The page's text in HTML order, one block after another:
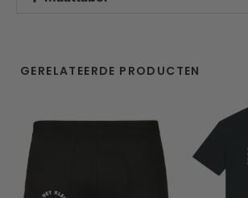
GERELATEERDE PRODUCTEN